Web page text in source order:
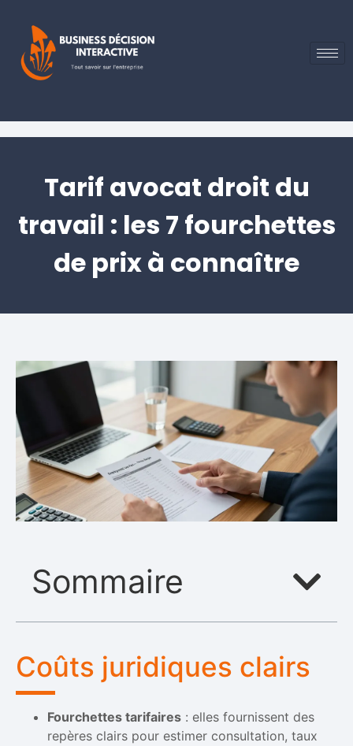
Tarif avocat droit du
travail : les 7 fourchettes
de prix à connaître
Sommaire
Coûts juridiques clairs
Fourchettes tarifaires : elles fournissent des
repères clairs pour estimer consultation, taux